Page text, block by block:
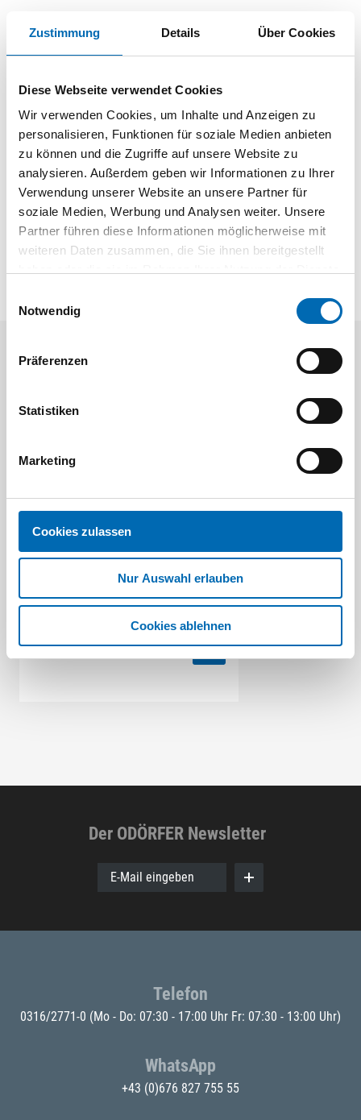
Zustimmung Details Über Cookies
Diese Webseite verwendet Cookies
Wir verwenden Cookies, um Inhalte und Anzeigen zu
personalisieren, Funktionen für soziale Medien anbieten
zu können und die Zugriffe auf unsere Website zu
analysieren. Außerdem geben wir Informationen zu Ihrer
Verwendung unserer Website an unsere Partner für
soziale Medien, Werbung und Analysen weiter. Unsere
Partner führen diese Informationen möglicherweise mit
weiteren Daten zusammen, die Sie ihnen bereitgestellt
Notwendig
Präferenzen
Statistiken
Marketing
Cookies zulassen
Nur Auswahl erlauben
Cookies ablehnen
Für schwere Reinigungsarbeiten
Zum Entgraten, Entlacken, Entrosten, Entschlacken,
Entzundern und Reinigen
Kunden kauften auch
TOPFBÜRSTE 80 X 0,3 MM
Artikel-Nr. 26386
Der ODÖRFER Newsletter
E-Mail eingeben
Telefon
0316/2771-0 (Mo - Do: 07:30 - 17:00 Uhr Fr: 07:30 - 13:00 Uhr)
WhatsApp
+43 (0)676 827 755 55